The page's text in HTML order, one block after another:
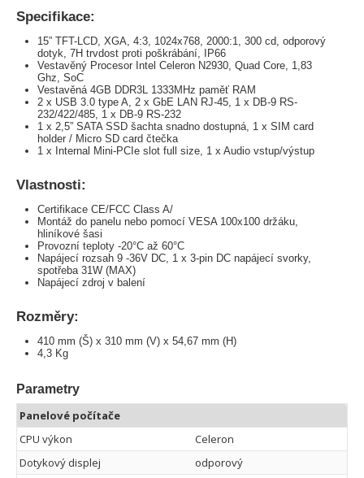
Specifikace:
15” TFT-LCD, XGA, 4:3, 1024x768, 2000:1, 300 cd, odporový
dotyk, 7H trvdost proti poškrábání, IP66
Vestavěný Procesor Intel Celeron N2930, Quad Core, 1,83
Ghz, SoC
Vestavěná 4GB DDR3L 1333MHz paměť RAM
2 x USB 3.0 type A, 2 x GbE LAN RJ-45, 1 x DB-9 RS-
232/422/485, 1 x DB-9 RS-232
1 x 2,5” SATA SSD šachta snadno dostupná, 1 x SIM card
holder / Micro SD card čtečka
1 x Internal Mini-PCIe slot full size, 1 x Audio vstup/výstup
Vlastnosti:
Certifikace CE/FCC Class A/
Montáž do panelu nebo pomocí VESA 100x100 držáku,
hliníkové šasi
Provozní teploty -20°C až 60°C
Napájecí rozsah 9 -36V DC, 1 x 3-pin DC napájecí svorky,
spotřeba 31W (MAX)
Napájecí zdroj v balení
Rozměry:
410 mm (Š) x 310 mm (V) x 54,67 mm (H)
4,3 Kg
Parametry
Panelové počítače
CPU výkon
Celeron
Dotykový displej
odporový